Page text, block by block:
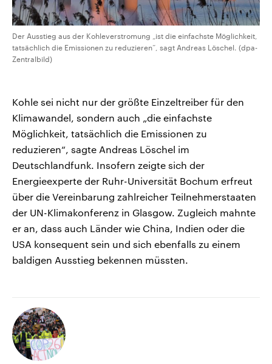
Der Ausstieg aus der Kohleverstromung „ist die einfachste Möglichkeit,
tatsächlich die Emissionen zu reduzieren“, sagt Andreas Löschel. (dpa-
Zentralbild)
Kohle sei nicht nur der größte Einzeltreiber für den
Klimawandel, sondern auch „die einfachste
Möglichkeit, tatsächlich die Emissionen zu
reduzieren“, sagte Andreas Löschel im
Deutschlandfunk. Insofern zeigte sich der
Energieexperte der Ruhr-Universität Bochum erfreut
über die Vereinbarung zahlreicher Teilnehmerstaaten
der UN-Klimakonferenz in Glasgow. Zugleich mahnte
er an, dass auch Länder wie China, Indien oder die
USA konsequent sein und sich ebenfalls zu einem
baldigen Ausstieg bekennen müssten.